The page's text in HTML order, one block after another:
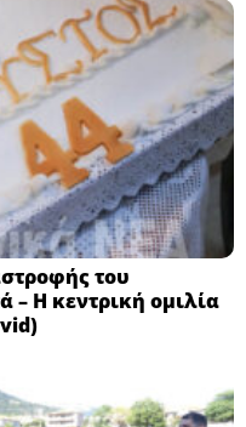
του
– Η κεντρική ομιλία